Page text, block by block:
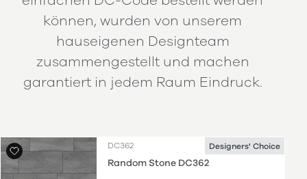
können, wurden von unserem
hauseigenen Designteam
zusammengestellt und machen
garantiert in jedem Raum Eindruck.
DC362 Designers' Choice
Random Stone DC362